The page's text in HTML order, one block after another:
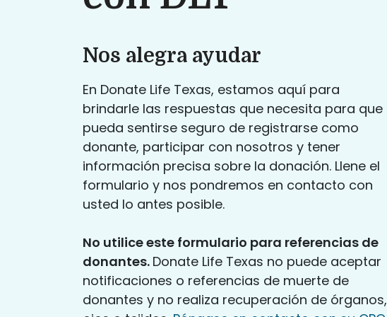
Nos alegra ayudar
En Donate Life Texas, estamos aquí para
brindarle las respuestas que necesita para que
pueda sentirse seguro de registrarse como
donante, participar con nosotros y tener
información precisa sobre la donación. Llene el
formulario y nos pondremos en contacto con
usted lo antes posible.
No utilice este formulario para referencias de
donantes. Donate Life Texas no puede aceptar
notificaciones o referencias de muerte de
donantes y no realiza recuperación de órganos,